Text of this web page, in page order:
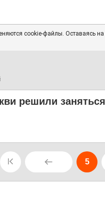
cookie-файлы. Оставаясь на
решили
5